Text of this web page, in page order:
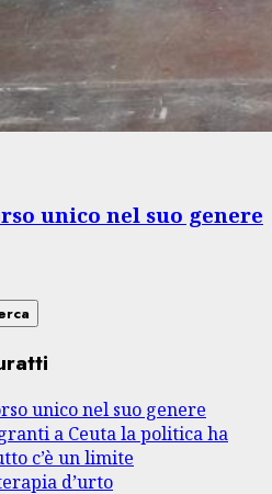
unico nel suo genere
unico nel suo genere
a Ceuta la politica ha
c’è un limite
d’urto